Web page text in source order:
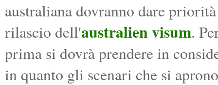
australiana dovranno dare
rilascio dell'australien visum.
prima si dovrà prendere in
in quanto gli scenari che si